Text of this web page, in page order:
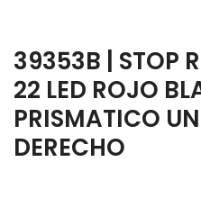
39353B | STOP
22 LED ROJO
PRISMATICO
DERECHO